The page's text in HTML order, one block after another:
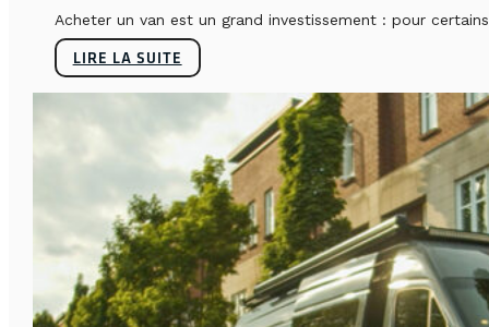
Acheter un van est un grand investissement : pour
LIRE LA SUITE